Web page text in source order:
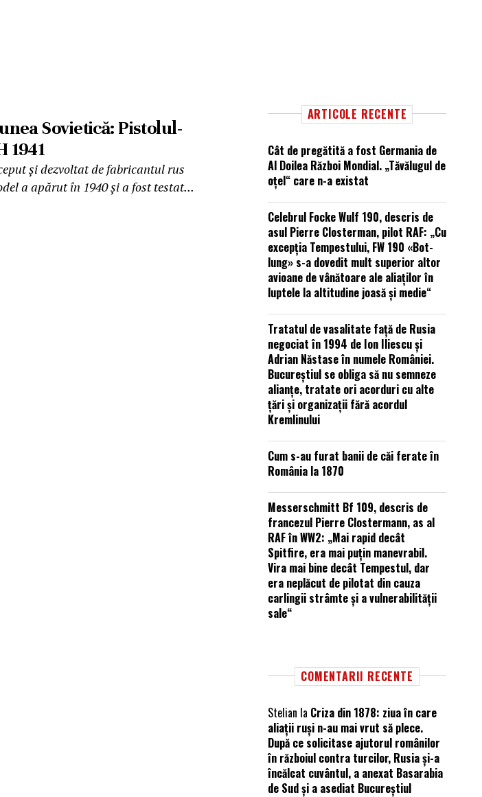
Sovietică: Pistolul-
1941
și dezvoltat de fabricantul rus
a apărut în 1940 și a fost testat...
ARTICOLE RECENTE
Cât de pregătită a fost Germania de
Al Doilea Război Mondial. „Tăvălugul de
oțel“ care n-a existat
Celebrul Focke Wulf 190, descris de
asul Pierre Closterman, pilot RAF: „Cu
excepția Tempestului, FW 190 «Bot-
lung» s-a dovedit mult superior altor
avioane de vânătoare ale aliaților în
luptele la altitudine joasă și medie“
Tratatul de vasalitate față de Rusia
negociat în 1994 de Ion Iliescu și
Adrian Năstase în numele României.
Bucureștiul se obliga să nu semneze
alianțe, tratate ori acorduri cu alte
țări și organizații fără acordul
Kremlinului
Cum s-au furat banii de căi ferate în
România la 1870
Messerschmitt Bf 109, descris de
francezul Pierre Clostermann, as al
RAF în WW2: „Mai rapid decât
Spitfire, era mai puțin manevrabil.
Vira mai bine decât Tempestul, dar
era neplăcut de pilotat din cauza
carlingii strâmte și a vulnerabilității
sale“
COMENTARII RECENTE
Stelian la Criza din 1878: ziua în care
aliații ruși n-au mai vrut să plece.
După ce solicitase ajutorul românilor
în războiul contra turcilor, Rusia și-a
încălcat cuvântul, a anexat Basarabia
de Sud și a asediat Bucureștiul